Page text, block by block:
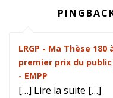
LRGP - Ma Thèse
premier prix du
- EMPP
[…] Lire la suite […]